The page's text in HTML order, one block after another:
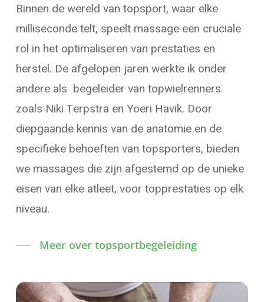
Binnen de wereld van topsport, waar elke
milliseconde telt, speelt massage een cruciale
rol in het optimaliseren van prestaties en
herstel. De afgelopen jaren werkte ik onder
andere als begeleider van topwielrenners
zoals Niki Terpstra en Yoeri Havik. Door
diepgaande kennis van de anatomie en de
specifieke behoeften van topsporters, bieden
we massages die zijn afgestemd op de unieke
eisen van elke atleet, voor topprestaties op elk
niveau.
Meer over topsportbegeleiding